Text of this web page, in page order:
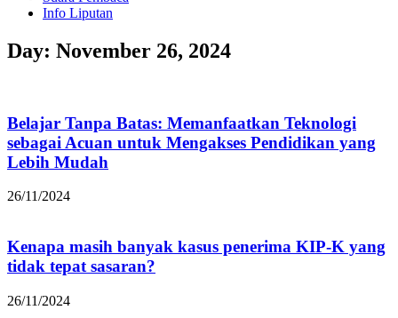
Info Liputan
Day: November 26, 2024
Belajar Tanpa Batas: Memanfaatkan Teknologi
sebagai Acuan untuk Mengakses Pendidikan yang
Lebih Mudah
26/11/2024
Kenapa masih banyak kasus penerima KIP-K yang
tidak tepat sasaran?
26/11/2024